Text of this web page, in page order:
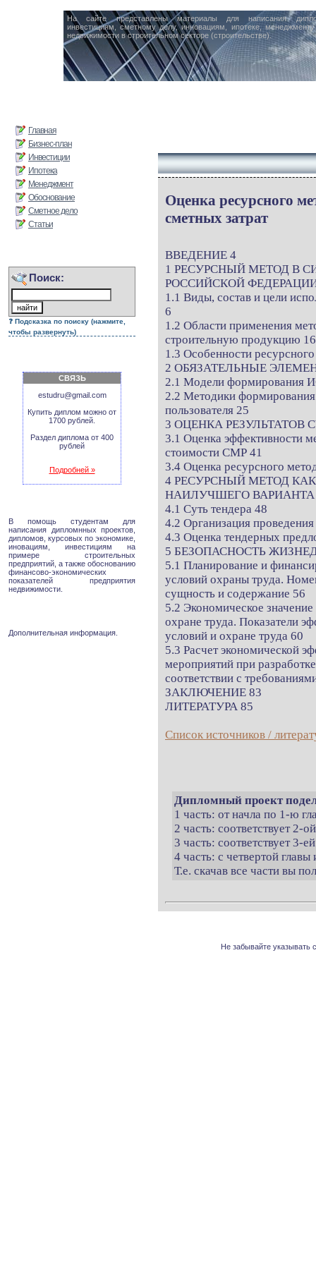
На сайте представлены материалы для написания
инвестициям, сметному делу, инновациям, ипотеке,
недвижимости в строительном секторе (строительстве).
Главная
Бизнес-план
Инвестиции
Ипотека
Менеджмент
Обоснование
Сметное дело
Статьи
Поиск:
Подсказка по поиску (нажмите,
чтобы развернуть)
СВЯЗЬ
estudru@gmail.com
Купить диплом можно от
1700 рублей.
Раздел диплома от 400
рублей
Подробней »
В помощь студентам для
написания дипломнных проектов,
дипломов, курсовых по экономике,
иновациям, инвестициям на
примере строительных
предприятий, а также обоснованию
финансово-экономических
показателей предприятия
недвижимости.
Дополнительная информация.
Оценка ресурсного
сметных затрат
ВВЕДЕНИЕ 4
1 РЕСУРСНЫЙ МЕТОД В
РОССИЙСКОЙ
1.1 Виды, состав и цели
6
1.2 Области применения
строительную продукцию 16
1.3 Особенности
2 ОБЯЗАТЕЛЬНЫЕ
2.1 Модели формирования
2.2 Методики
пользователя 25
3 ОЦЕНКА РЕЗУЛЬТАТОВ
3.1 Оценка эффективности
стоимости СМР 41
3.4 Оценка ресурсного
4 РЕСУРСНЫЙ МЕТОД
НАИЛУЧШЕГО ВАРИАНТА
4.1 Суть тендера 48
4.2 Организация проведения
4.3 Оценка тендерных
5 БЕЗОПАСНОСТЬ
5.1 Планирование и
условий охраны труда.
сущность и содержание 56
5.2 Экономическое
охране труда. Показатели
условий и охране труда 60
5.3 Расчет экономической
мероприятий при
соответствии с
ЗАКЛЮЧЕНИЕ 83
ЛИТЕРАТУРА 85
Список источников /
Дипломный проект
1 часть: от начла по 1-ю
2 часть: соответствует 2-
3 часть: соответствует 3-
4 часть: с четвертой
Т.е. скачав все части вы
Не забывайте указывать